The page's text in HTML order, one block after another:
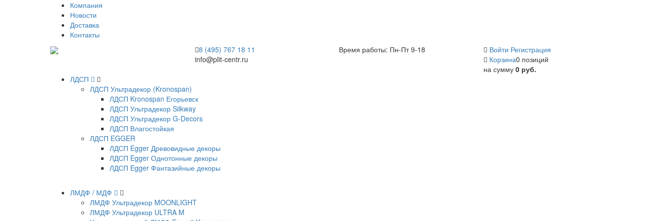
Компания
Новости
Доставка
Контакты
8 (495) 767 18 11
info@plit-centr.ru
Время работы: Пн-Пт 9-18 Войти Регистрация
Корзина0 позиций
на сумму 0 руб.
ЛДСП
ЛДСП Ультрадекор (Kronospan)
ЛДСП Kronospan Егорьевск
ЛДСП Ультрадекор Silkway
ЛДСП Ультрадекор G-Decors
ЛДСП Влагостойкая
ЛДСП EGGER
ЛДСП Egger Древовидные декоры
ЛДСП Egger Однотонные декоры
ЛДСП Egger Фантазийные декоры
ЛМДФ / МДФ
ЛМДФ Ультрадекор MOONLIGHT
ЛМДФ Ультрадекор ULTRA M